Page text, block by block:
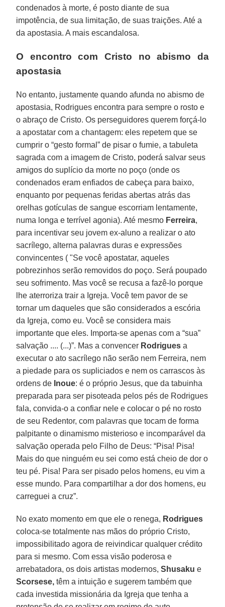
condenados à morte, é posto diante de sua
impotência, de sua limitação, de suas traições. Até a
da apostasia. A mais escandalosa.
O encontro com Cristo no abismo da
apostasia
No entanto, justamente quando afunda no abismo de
apostasia, Rodrigues encontra para sempre o rosto e
o abraço de Cristo. Os perseguidores querem forçá-lo
a apostatar com a chantagem: eles repetem que se
cumprir o “gesto formal” de pisar o fumie, a tabuleta
sagrada com a imagem de Cristo, poderá salvar seus
amigos do suplício da morte no poço (onde os
condenados eram enfiados de cabeça para baixo,
enquanto por pequenas feridas abertas atrás das
orelhas gotículas de sangue escorriam lentamente,
numa longa e terrível agonia). Até mesmo Ferreira,
para incentivar seu jovem ex-aluno a realizar o ato
sacrílego, alterna palavras duras e expressões
convincentes ( "Se você apostatar, aqueles
pobrezinhos serão removidos do poço. Será poupado
seu sofrimento. Mas você se recusa a fazê-lo porque
lhe aterroriza trair a Igreja. Você tem pavor de se
tornar um daqueles que são considerados a escória
da Igreja, como eu. Você se considera mais
importante que eles. Importa-se apenas com a “sua”
salvação .... (...)”. Mas a convencer Rodrigues a
executar o ato sacrílego não serão nem Ferreira, nem
a piedade para os supliciados e nem os carrascos às
ordens de Inoue: é o próprio Jesus, que da tabuinha
preparada para ser pisoteada pelos pés de Rodrigues
fala, convida-o a confiar nele e colocar o pé no rosto
de seu Redentor, com palavras que tocam de forma
palpitante o dinamismo misterioso e incomparável da
salvação operada pelo Filho de Deus: “Pisa! Pisa!
Mais do que ninguém eu sei como está cheio de dor o
teu pé. Pisa! Para ser pisado pelos homens, eu vim a
esse mundo. Para compartilhar a dor dos homens, eu
carreguei a cruz”.
No exato momento em que ele o renega, Rodrigues
coloca-se totalmente nas mãos do próprio Cristo,
impossibilitado agora de reivindicar qualquer crédito
para si mesmo. Com essa visão poderosa e
arrebatadora, os dois artistas modernos,Shusaku e
Scorsese, têm a intuição e sugerem também que
cada investida missionária da Igreja que tenha a